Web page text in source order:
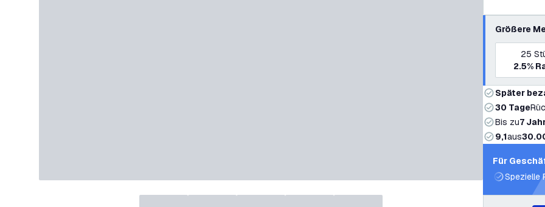
Größere
25
2.5%
Später
30 Tage
Bis zu7
9,1aus
Für
Spezielle